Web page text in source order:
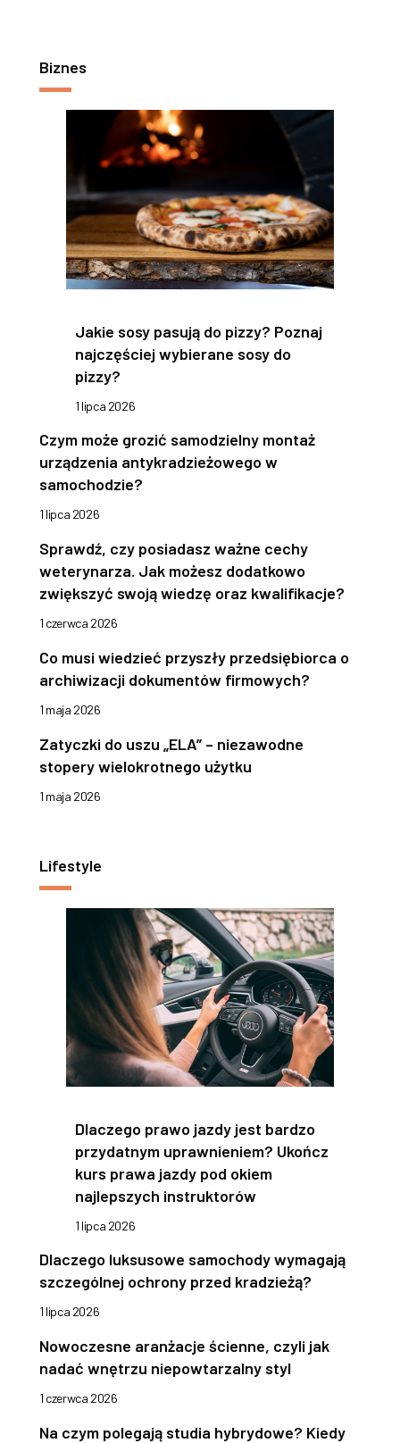
Biznes
Jakie sosy pasują do pizzy? Poznaj
najczęściej wybierane sosy do
pizzy?
1 lipca 2026
Czym może grozić samodzielny montaż
urządzenia antykradzieżowego w
samochodzie?
1 lipca 2026
Sprawdź, czy posiadasz ważne cechy
weterynarza. Jak możesz dodatkowo
zwiększyć swoją wiedzę oraz kwalifikacje?
1 czerwca 2026
Co musi wiedzieć przyszły przedsiębiorca o
archiwizacji dokumentów firmowych?
1 maja 2026
Zatyczki do uszu „ELA” – niezawodne
stopery wielokrotnego użytku
1 maja 2026
Lifestyle
Dlaczego prawo jazdy jest bardzo
przydatnym uprawnieniem? Ukończ
kurs prawa jazdy pod okiem
najlepszych instruktorów
1 lipca 2026
Dlaczego luksusowe samochody wymagają
szczególnej ochrony przed kradzieżą?
1 lipca 2026
Nowoczesne aranżacje ścienne, czyli jak
nadać wnętrzu niepowtarzalny styl
1 czerwca 2026
Na czym polegają studia hybrydowe? Kiedy